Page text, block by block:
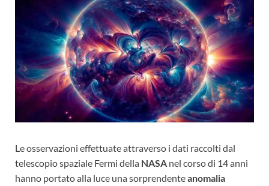
Le osservazioni effettuate attraverso i dati raccolti dal
telescopio spaziale Fermi della NASA nel corso di 14 anni
hanno portato alla luce una sorprendenteanomalia